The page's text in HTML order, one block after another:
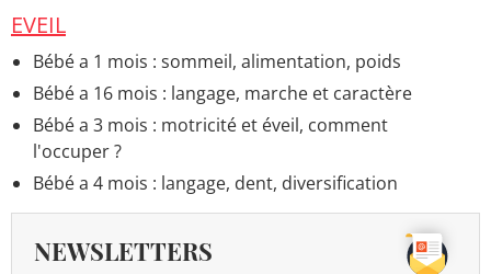
EVEIL
Bébé a 1 mois : sommeil, alimentation, poids
Bébé a 16 mois : langage, marche et caractère
Bébé a 3 mois : motricité et éveil, comment
l'occuper ?
Bébé a 4 mois : langage, dent, diversification
NEWSLETTERS